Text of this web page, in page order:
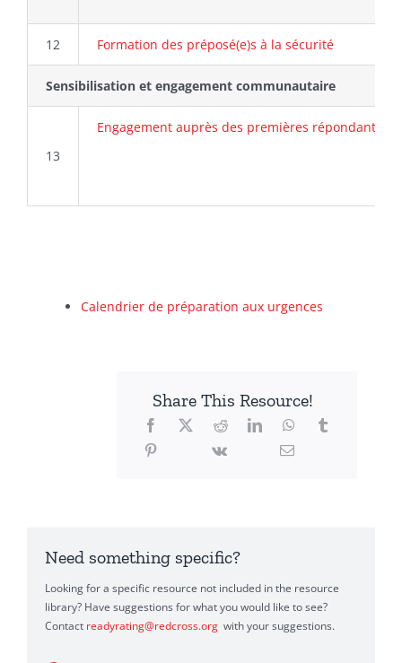
Need something specific?
Looking for a specific resource not included in the resource
library? Have suggestions for what you would like to see?
Contact readyrating@redcross.orgwith your suggestions.
12 Formation des préposé(e)s à la sécurité
Sensibilisation et engagement communautaire
13
Engagement auprès des premières répondantes
Calendrier de préparation aux urgences
Share This Resource!